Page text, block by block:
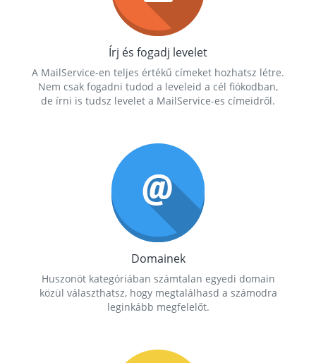
Írj és fogadj levelet
A MailService-en teljes értékű címeket hozhatsz létre.
Nem csak fogadni tudod a leveleid a cél fiókodban,
de írni is tudsz levelet a MailService-es címeidről.
Domainek
Huszonöt kategóriában számtalan egyedi domain
közül választhatsz, hogy megtalálhasd a számodra
leginkább megfelelőt.